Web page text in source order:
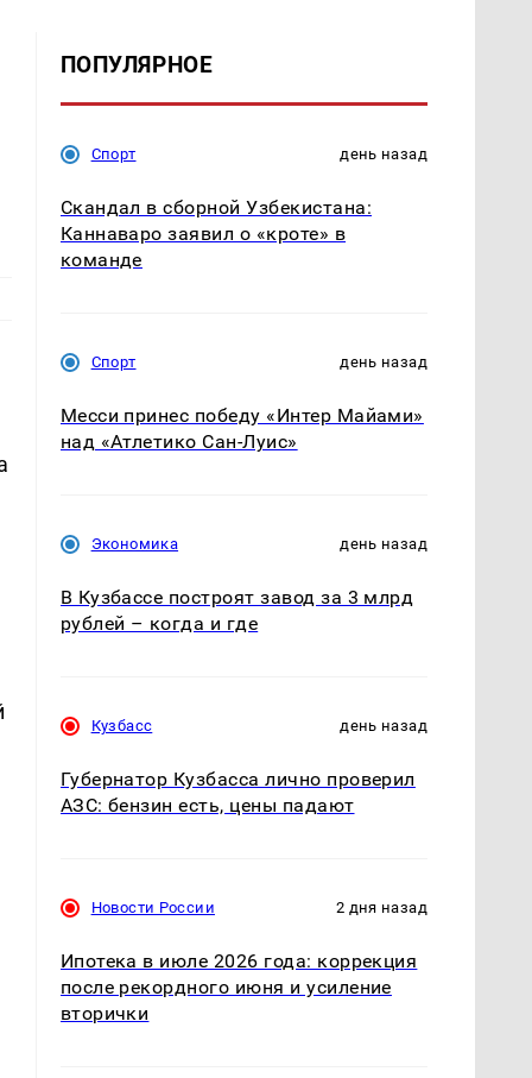
ПОПУЛЯРНОЕ
Спорт день назад
Скандал в сборной Узбекистана:
Каннаваро заявил о «кроте» в
команде
Спорт день назад
Месси принес победу «Интер Майами»
над «Атлетико Сан-Луис»
Экономика день назад
В Кузбассе построят завод за 3 млрд
рублей – когда и где
Кузбасс день назад
Губернатор Кузбасса лично проверил
АЗС: бензин есть, цены падают
Новости России 2 дня назад
Ипотека в июле 2026 года: коррекция
после рекордного июня и усиление
вторички